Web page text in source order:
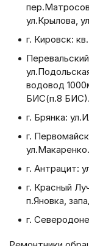
ул.Крылова,
г. Кировск:
водовод
БИС(п.8 БИС).
г. Брянка:
г.
ул.Макаренко.
г. Антрацит:
г. Красный
п.Яновка,
г.